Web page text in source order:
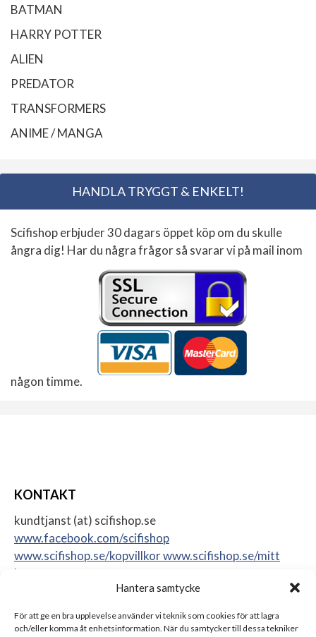
Hantera samtycke
För att ge en bra upplevelse använder vi teknik som cookies för att lagra
och/eller komma åt enhetsinformation. När du samtycker till dessa tekniker
BATMAN
HARRY POTTER
ALIEN
PREDATOR
TRANSFORMERS
ANIME / MANGA
HANDLA TRYGGT & ENKELT!
Scifishop erbjuder 30 dagars öppet köp om du skulle
ångra dig! Har du några frågor så svarar vi på mail inom
någon timme.
KONTAKT
kundtjanst (at) scifishop.se
www.facebook.com/scifishop
www.scifishop.se/kopvillkorwww.scifishop.se/mitt
konto
Sweden